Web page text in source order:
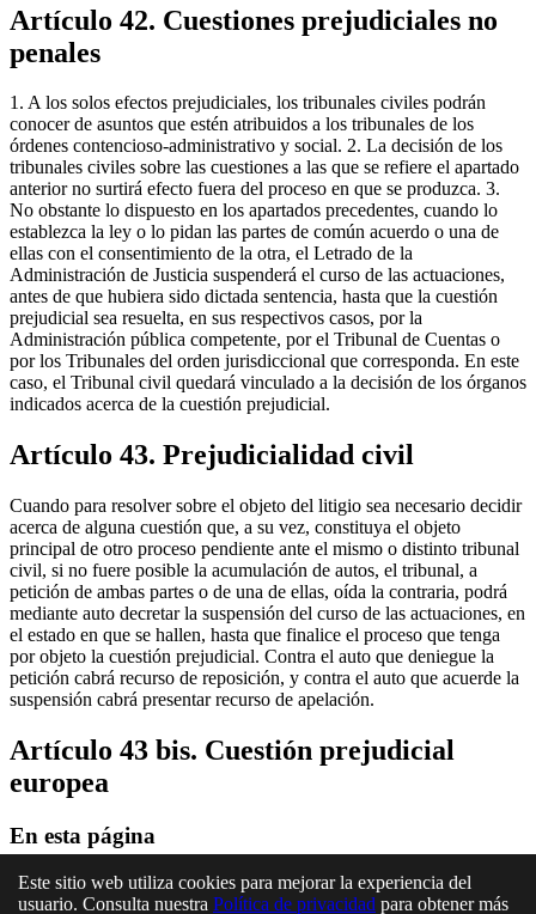
Artículo 42. Cuestiones prejudiciales no
penales
1. A los solos efectos prejudiciales, los tribunales civiles podrán
conocer de asuntos que estén atribuidos a los tribunales de los
órdenes contencioso-administrativo y social. 2. La decisión de los
tribunales civiles sobre las cuestiones a las que se refiere el apartado
anterior no surtirá efecto fuera del proceso en que se produzca. 3.
No obstante lo dispuesto en los apartados precedentes, cuando lo
establezca la ley o lo pidan las partes de común acuerdo o una de
ellas con el consentimiento de la otra, el Letrado de la
Administración de Justicia suspenderá el curso de las actuaciones,
antes de que hubiera sido dictada sentencia, hasta que la cuestión
prejudicial sea resuelta, en sus respectivos casos, por la
Administración pública competente, por el Tribunal de Cuentas o
por los Tribunales del orden jurisdiccional que corresponda. En este
caso, el Tribunal civil quedará vinculado a la decisión de los órganos
indicados acerca de la cuestión prejudicial.
Artículo 43. Prejudicialidad civil
Cuando para resolver sobre el objeto del litigio sea necesario decidir
acerca de alguna cuestión que, a su vez, constituya el objeto
principal de otro proceso pendiente ante el mismo o distinto tribunal
civil, si no fuere posible la acumulación de autos, el tribunal, a
petición de ambas partes o de una de ellas, oída la contraria, podrá
mediante auto decretar la suspensión del curso de las actuaciones, en
el estado en que se hallen, hasta que finalice el proceso que tenga
por objeto la cuestión prejudicial. Contra el auto que deniegue la
petición cabrá recurso de reposición, y contra el auto que acuerde la
suspensión cabrá presentar recurso de apelación.
Artículo 43 bis. Cuestión prejudicial
europea
En esta página
Artículo 40. Prejudicialidad penal
Artículo 41. Recursos contra la resolución sobre suspensión
Este sitio web utiliza cookies para mejorar la experiencia del
usuario. Consulta nuestra Política de privacidad para obtener más